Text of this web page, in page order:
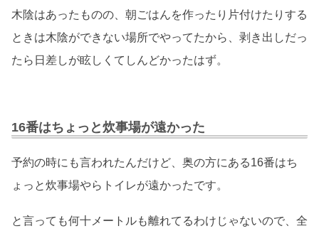
木陰はあったものの、朝ごはんを作ったり片付けたりする
ときは木陰ができない場所でやってたから、剥き出しだっ
たら日差しが眩しくてしんどかったはず。
16番はちょっと炊事場が遠かった
予約の時にも言われたんだけど、奥の方にある16番はち
ょっと炊事場やらトイレが遠かったです。
と言っても何十メートルも離れてるわけじゃないので、全